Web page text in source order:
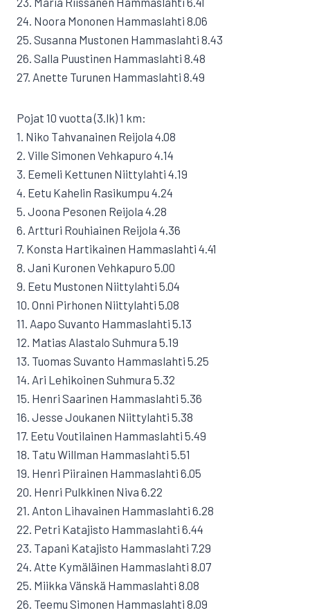
24. Noora Mononen Hammaslahti 8.06
25. Susanna Mustonen Hammaslahti 8.43
26. Salla Puustinen Hammaslahti 8.48
27. Anette Turunen Hammaslahti 8.49
Pojat 10 vuotta (3.lk) 1 km:
1. Niko Tahvanainen Reijola 4.08
2. Ville Simonen Vehkapuro 4.14
3. Eemeli Kettunen Niittylahti 4.19
4. Eetu Kahelin Rasikumpu 4.24
5. Joona Pesonen Reijola 4.28
6. Artturi Rouhiainen Reijola 4.36
7. Konsta Hartikainen Hammaslahti 4.41
8. Jani Kuronen Vehkapuro 5.00
9. Eetu Mustonen Niittylahti 5.04
10. Onni Pirhonen Niittylahti 5.08
11. Aapo Suvanto Hammaslahti 5.13
12. Matias Alastalo Suhmura 5.19
13. Tuomas Suvanto Hammaslahti 5.25
14. Ari Lehikoinen Suhmura 5.32
15. Henri Saarinen Hammaslahti 5.36
16. Jesse Joukanen Niittylahti 5.38
17. Eetu Voutilainen Hammaslahti 5.49
18. Tatu Willman Hammaslahti 5.51
19. Henri Piirainen Hammaslahti 6.05
20. Henri Pulkkinen Niva 6.22
21. Anton Lihavainen Hammaslahti 6.28
22. Petri Katajisto Hammaslahti 6.44
23. Tapani Katajisto Hammaslahti 7.29
24. Atte Kymäläinen Hammaslahti 8.07
25. Miikka Vänskä Hammaslahti 8.08
26. Teemu Simonen Hammaslahti 8.09